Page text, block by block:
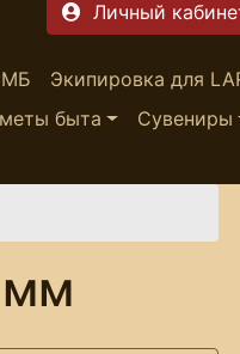
Личный
Экипировка для
быта Сувениры
мм